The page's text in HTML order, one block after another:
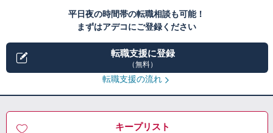
平日夜の時間帯の転職相談も可能！
まずはアデコにご登録ください
転職支援に登録
（無料）
転職支援の流れ
キープリスト